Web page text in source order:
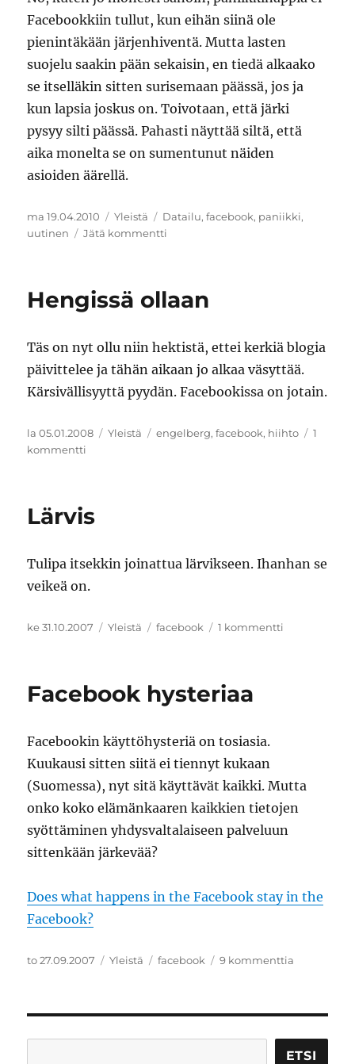
Facebookkiin tullut, kun eihän siinä ole
pienintäkään järjenhiventä. Mutta lasten
suojelu saakin pään sekaisin, en tiedä alkaako
se itselläkin sitten surisemaan päässä, jos ja
kun lapsia joskus on. Toivotaan, että järki
pysyy silti päässä. Pahasti näyttää siltä, että
aika monelta se on sumentunut näiden
asioiden äärellä.
Julkaistu
ma 19.04.2010 Kategoriat
Yleistä Avainsanat
Datailu,facebook, paniikki,
uutinen
Jätä kommentti
kaverisi
Hengissä ollaan
Täs on nyt ollu niin hektistä, ettei kerkiä blogia
päivittelee ja tähän aikaan jo alkaa väsyttää.
Kärsivällisyyttä pyydän. Facebookissa on jotain.
Julkaistu
la 05.01.2008 Kategoriat
Yleistä Avainsanat
engelberg,facebook, hiihto
1
kommentti
Lärvis
Tulipa itsekkin joinattua lärvikseen. Ihanhan se
veikeä on.
Julkaistu
ke 31.10.2007 Kategoriat
Yleistä Avainsanat
facebook 1 kommentti
Facebook hysteriaa
Facebookin käyttöhysteriä on tosiasia.
Kuukausi sitten siitä ei tiennyt kukaan
(Suomessa), nyt sitä käyttävät kaikki. Mutta
onko koko elämänkaaren kaikkien tietojen
syöttäminen yhdysvaltalaiseen palveluun
sittenkään järkevää?
Does what happens in the Facebook stay in the
Facebook?
Julkaistu
to 27.09.2007 Kategoriat
Yleistä Avainsanat
facebook 9 kommenttia
ETSI